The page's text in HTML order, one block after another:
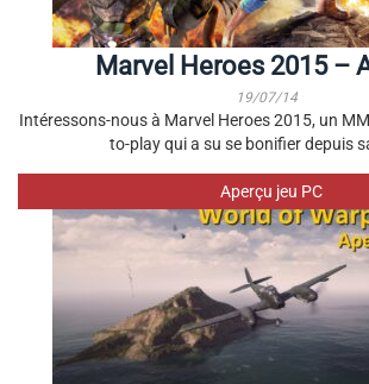
Marvel Heroes 2015 –
19/07/14
Intéressons-nous à Marvel Heroes 2015, un
to-play qui a su se bonifier depuis
Aperçu jeu PC